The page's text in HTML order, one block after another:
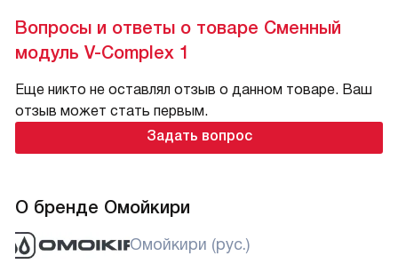
Вопросы и ответы о товаре Сменный
модуль V-Complex 1
Еще никто не оставлял отзыв о данном товаре. Ваш
отзыв может стать первым.
Задать вопрос
О бренде Омойкири
Омойкири (рус.)